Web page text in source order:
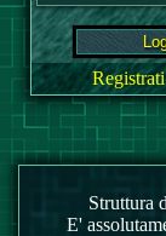
Registrati
Struttura
E'